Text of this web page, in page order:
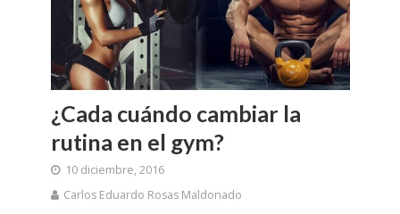
¿Cada cuándo cambiar la
rutina en el gym?
10 diciembre, 2016
Carlos Eduardo Rosas Maldonado